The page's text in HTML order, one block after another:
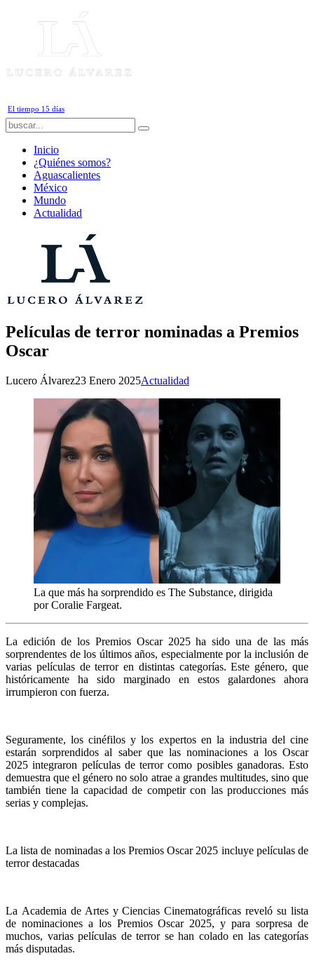
El tiempo 15 días
Inicio
¿Quiénes somos?
Aguascalientes
México
Mundo
Actualidad
Películas de terror nominadas a Premios
Oscar
Lucero Álvarez23 Enero 2025Actualidad
La que más ha sorprendido es The Substance, dirigida
por Coralie Fargeat.
La edición de los Premios Oscar 2025 ha sido una de las más
sorprendentes de los últimos años, especialmente por la inclusión de
varias películas de terror en distintas categorías. Este género, que
históricamente ha sido marginado en estos galardones ahora
irrumpieron con fuerza.
Seguramente, los cinéfilos y los expertos en la industria del cine
estarán sorprendidos al saber que las nominaciones a los Oscar
2025 integraron películas de terror como posibles ganadoras. Esto
demuestra que el género no solo atrae a grandes multitudes, sino que
también tiene la capacidad de competir con las producciones más
serias y complejas.
La lista de nominadas a los Premios Oscar 2025 incluye películas de
terror destacadas
La Academia de Artes y Ciencias Cinematográficas reveló su lista
de nominaciones a los Premios Oscar 2025, y para sorpresa de
muchos, varias películas de terror se han colado en las categorías
más disputadas.